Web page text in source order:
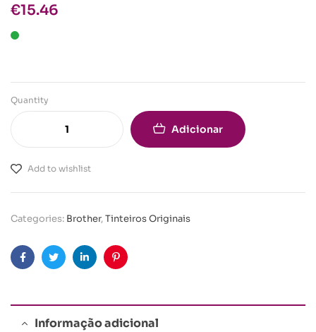
€15.46
Quantity
Adicionar
Add to wishlist
Categories: Brother,Tinteiros Originais
FacebookTwitterLinkedinPinterest
Informação adicional